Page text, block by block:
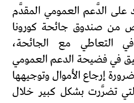
على الدَّعم العمومي المقدَّم
من صندوق جائحة كورونا
التعاطي مع الجائحة،
في فضيحة الدعم العمومي
إرجاع الأموال وتوجيهها
تضرَّرت بشكل كبير خلال